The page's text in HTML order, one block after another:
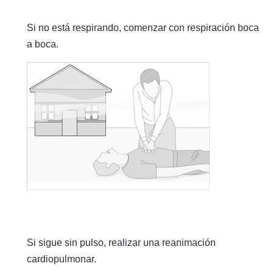
Si no está respirando, comenzar con respiración boca
a boca.
Si sigue sin pulso, realizar una reanimación
cardiopulmonar.